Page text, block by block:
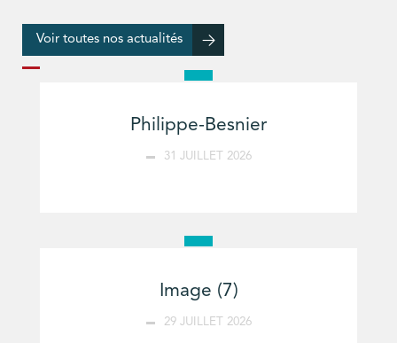
Voir toutes nos actualités
Philippe-Besnier
31 JUILLET 2026
Image (7)
29 JUILLET 2026